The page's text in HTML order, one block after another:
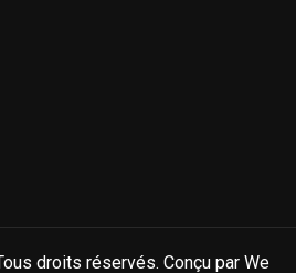
droits réservés. Conçu par We